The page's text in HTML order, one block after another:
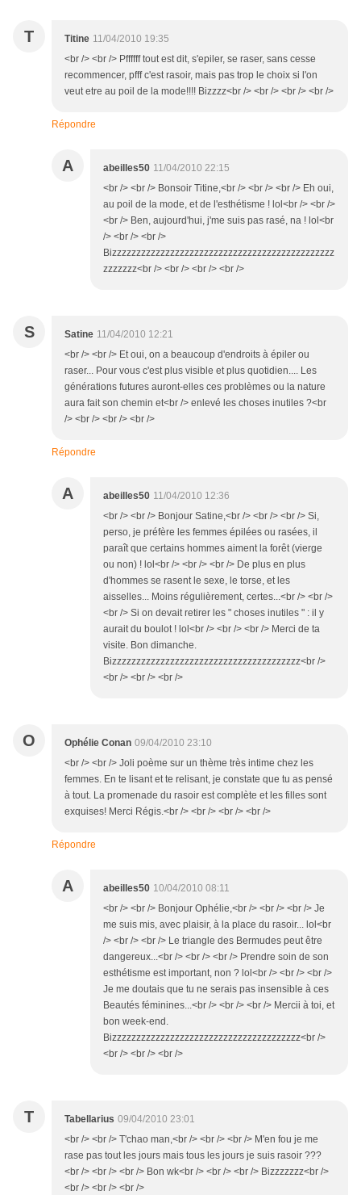
T Titine 11/04/2010 19:35
<br /> <br /> Pffffff tout est dit, s'epiler, se raser, sans cesse
recommencer, pfff c'est rasoir, mais pas trop le choix si l'on
veut etre au poil de la mode!!!! Bizzzz<br /> <br /> <br /> <br />
Répondre
A abeilles50 11/04/2010 22:15
<br /> <br /> Bonsoir Titine,<br /> <br /> <br /> Eh oui,
au poil de la mode, et de l'esthétisme ! lol<br /> <br />
<br /> Ben, aujourd'hui, j'me suis pas rasé, na ! lol<br
/> <br /> <br />
Bizzzzzzzzzzzzzzzzzzzzzzzzzzzzzzzzzzzzzzzzzzzzzz
zzzzzzz<br /> <br /> <br /> <br />
S Satine 11/04/2010 12:21
<br /> <br /> Et oui, on a beaucoup d'endroits à épiler ou
raser... Pour vous c'est plus visible et plus quotidien.... Les
générations futures auront-elles ces problèmes ou la nature
aura fait son chemin et<br /> enlevé les choses inutiles ?<br
/> <br /> <br /> <br />
Répondre
A abeilles50 11/04/2010 12:36
<br /> <br /> Bonjour Satine,<br /> <br /> <br /> Si,
perso, je préfère les femmes épilées ou rasées, il
paraît que certains hommes aiment la forêt (vierge
ou non) ! lol<br /> <br /> <br /> De plus en plus
d'hommes se rasent le sexe, le torse, et les
aisselles... Moins régulièrement, certes...<br /> <br />
<br /> Si on devait retirer les " choses inutiles " : il y
aurait du boulot ! lol<br /> <br /> <br /> Merci de ta
visite. Bon dimanche.
Bizzzzzzzzzzzzzzzzzzzzzzzzzzzzzzzzzzzzzzz<br />
<br /> <br /> <br />
O Ophélie Conan 09/04/2010 23:10
<br /> <br /> Joli poème sur un thème très intime chez les
femmes. En te lisant et te relisant, je constate que tu as pensé
à tout. La promenade du rasoir est complète et les filles sont
exquises! Merci Régis.<br /> <br /> <br /> <br />
Répondre
A abeilles50 10/04/2010 08:11
<br /> <br /> Bonjour Ophélie,<br /> <br /> <br /> Je
me suis mis, avec plaisir, à la place du rasoir... lol<br
/> <br /> <br /> Le triangle des Bermudes peut être
dangereux...<br /> <br /> <br /> Prendre soin de son
esthétisme est important, non ? lol<br /> <br /> <br />
Je me doutais que tu ne serais pas insensible à ces
Beautés féminines...<br /> <br /> <br /> Mercii à toi, et
bon week-end.
Bizzzzzzzzzzzzzzzzzzzzzzzzzzzzzzzzzzzzzzz<br />
<br /> <br /> <br />
T Tabellarius 09/04/2010 23:01
<br /> <br /> T'chao man,<br /> <br /> <br /> M'en fou je me
rase pas tout les jours mais tous les jours je suis rasoir ???
<br /> <br /> <br /> Bon wk<br /> <br /> <br /> Bizzzzzzz<br />
<br /> <br /> <br />